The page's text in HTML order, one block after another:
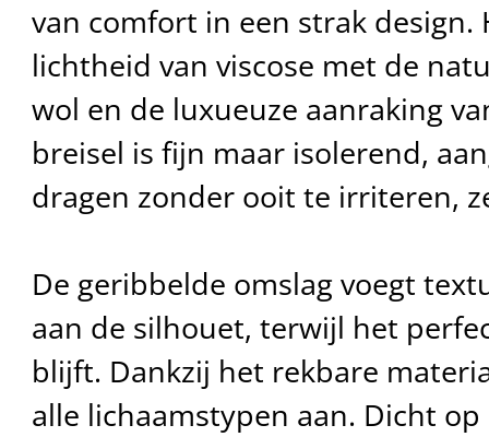
van comfort in een strak
lichtheid van viscose met de
wol en de luxueuze aanraking
breisel is fijn maar isolerend,
dragen zonder ooit te irriteren,
De geribbelde omslag voegt
aan de silhouet, terwijl het
blijft. Dankzij het rekbare
alle lichaamstypen aan. Dicht